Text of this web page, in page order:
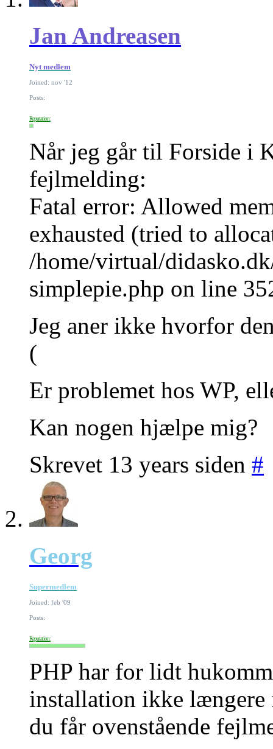
Jan Andreasen
Nyt medlem
Joined: nov '12
Posts:
Reputation:
Når jeg går til Forside i
fejlmelding:
Fatal error: Allowed
exhausted (tried to
/home/virtual/
simplepie.php on line
Jeg aner ikke hvorfor
(
Er problemet hos WP,
Kan nogen hjælpe mig?
Skrevet 13 years siden #
Georg
Supermedlem
Joined: feb '09
Posts:
Reputation:
PHP har for lidt
installation ikke længere
du får ovenstående